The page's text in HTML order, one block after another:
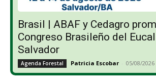
Brasil | ABAF y Cedagro
Congreso Brasileño del
Salvador
Agenda Forestal Patricia Escobar - 05/08/2026